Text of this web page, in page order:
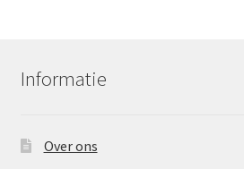
Informatie
Over ons